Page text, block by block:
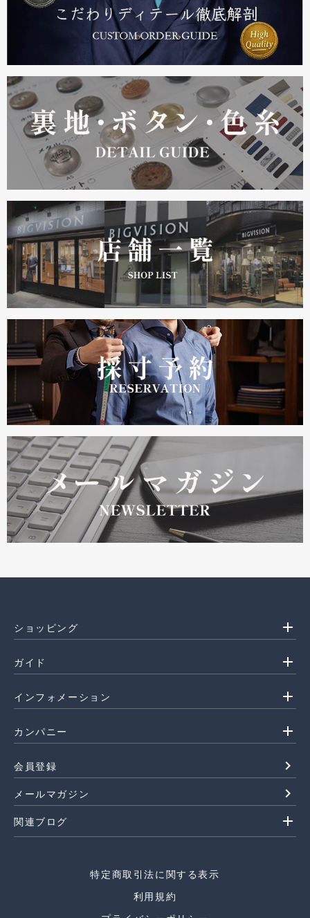
ショッピング add
ガイド add
インフォメーション add
カンパニー add
会員登録 navigate_next
メールマガジン navigate_next
関連ブログ add
特定商取引法に関する表示
利用規約